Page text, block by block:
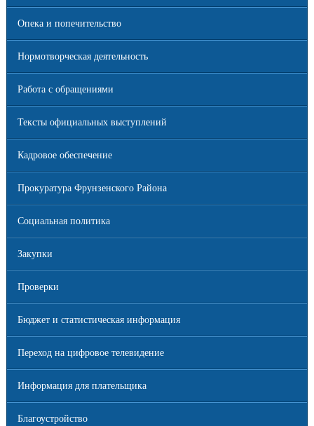
Опека и попечительство
Нормотворческая деятельность
Работа с обращениями
Тексты официальных выступлений
Кадровое обеспечение
Прокуратура Фрунзенского Района
Социальная политика
Закупки
Проверки
Бюджет и статистическая информация
Переход на цифровое телевидение
Информация для плательщика
Благоустройство